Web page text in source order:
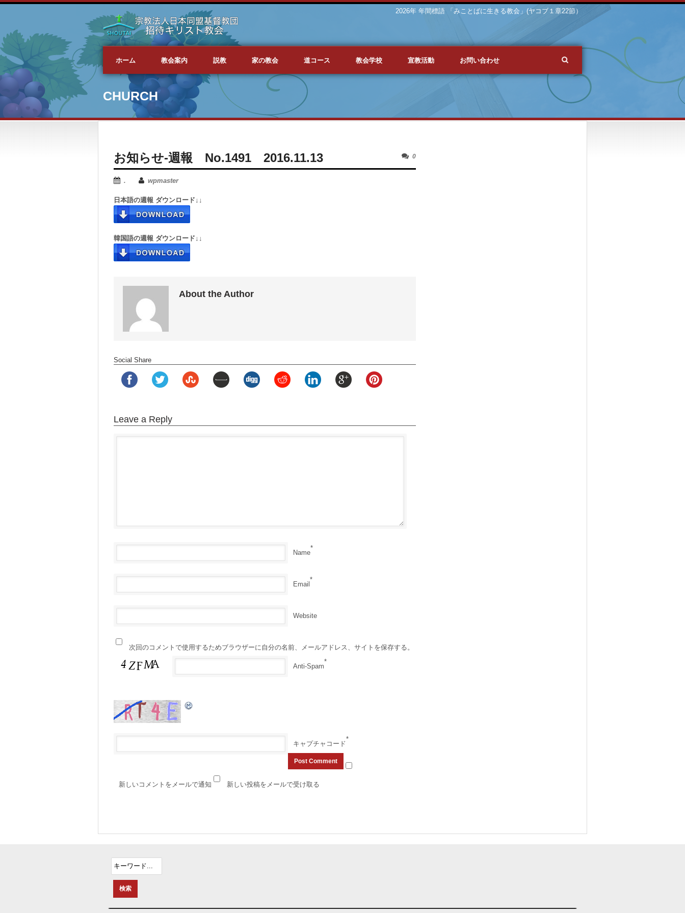
2026年 年間標語 「みことばに生きる教会」(ヤコブ１章22節）
ホーム 教会案内 説教 家の教会 道コース 教会学校 宣教活動 お問い合わせ
CHURCH
0
お知らせ-週報 No.1491 2016.11.13
. wpmaster
日本語の週報 ダウンロード↓↓
韓国語の週報 ダウンロード↓↓
About the Author
Social Share
Leave a Reply
Name
*
Email
*
Website
次回のコメントで使用するためブラウザーに自分の名前、メールアドレス、サイトを保存する。
Anti-Spam
*
キャプチャコード
*
新しいコメントをメールで通知 新しい投稿をメールで受け取る